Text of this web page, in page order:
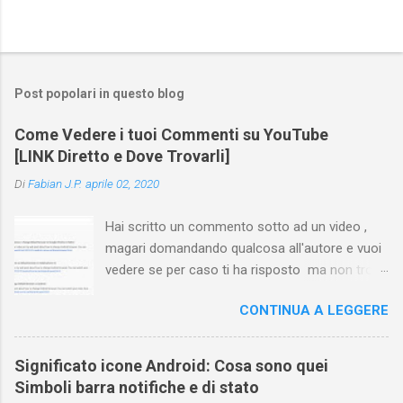
Post popolari in questo blog
Come Vedere i tuoi Commenti su YouTube
[LINK Diretto e Dove Trovarli]
DiFabian J.P. aprile 02, 2020
Hai scritto un commento sotto ad un video ,
magari domandando qualcosa all'autore e vuoi
vedere se per caso ti ha risposto ma non trovi
nessuna voce del tipo " cronologia commenti
YouTube " o cose simili? Vuoi sapere come
farlo sia se accedi dal tuo computer (PC/Mac)
oppure tramite smartphone (Android o iPhone)
CONTINUA A LEGGERE
Significato icone Android: Cosa sono quei
Simboli barra notifiche e di stato